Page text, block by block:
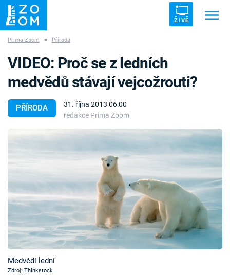
ŽIVĚ
ZÁHADY VETŘELCI DÁVNOVĚKU
Témata
Pořady
TV Program
Časopis
Sledujte prima+
Prima Zoom ■ Příroda
PŘÍRODA
31. října 2013 06:00
redakce Prima Zoom
VIDEO: Proč se z ledních
medvědů stávají vejcožrouti?
Medvědi lední
Zdroj: Thinkstock